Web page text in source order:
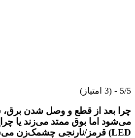
5/5 - (3 امتیاز)
LED) قرمز/نارنجی چشمک‌زن می‌شود؟